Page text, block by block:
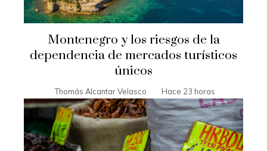
Montenegro y los riesgos de la
dependencia de mercados turísticos
únicos
Thomás Alcantar Velasco Hace 23 horas